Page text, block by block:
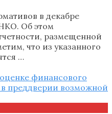
в декабре
Об этом
размещенной
что из указанного
…